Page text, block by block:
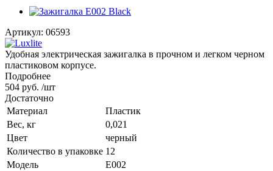
Артикул: 06593
Удобная электрическая зажигалка в прочном и легком черном
пластиковом корпусе.
Подробнее
504 руб. /шт
Достаточно
Материал
Пластик
Вес, кг
0,021
Цвет
черный
Количество в упаковке 12
Модель
E002